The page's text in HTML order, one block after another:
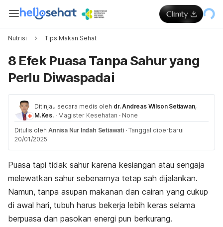
Nutrisi Tips Makan Sehat
8 Efek Puasa Tanpa Sahur yang
Perlu Diwaspadai
Ditinjau secara medis oleh dr. Andreas Wilson Setiawan,
M.Kes. · Magister Kesehatan · None
Ditulis oleh Annisa Nur Indah Setiawati · Tanggal diperbarui
20/01/2025
Puasa tapi tidak sahur karena kesiangan atau sengaja
melewatkan sahur sebenarnya tetap sah dijalankan.
Namun, tanpa asupan makanan dan cairan yang cukup
di awal hari, tubuh harus bekerja lebih keras selama
berpuasa dan pasokan energi pun berkurang.